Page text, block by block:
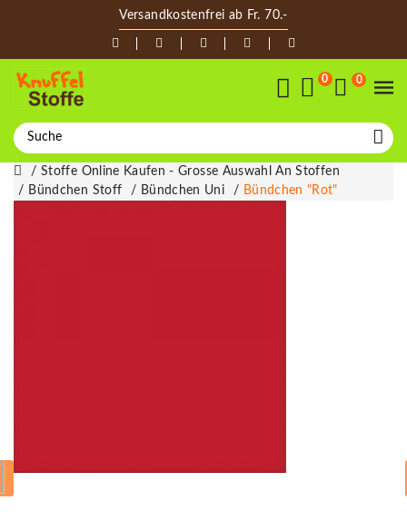
Versandkostenfrei ab Fr. 70.-
0 0
Stoffe Online Kaufen - Grosse Auswahl An Stoffen
Bündchen Stoff
Bündchen Uni Bündchen "rot"